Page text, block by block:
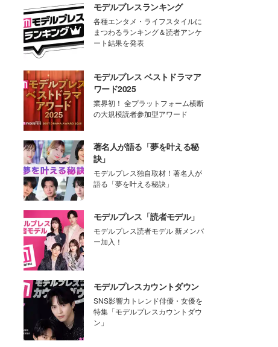
モデルプレスランキング
各種エンタメ・ライフスタイルに
まつわるランキング＆読者アンケ
ート結果を発表
モデルプレス ベストドラマア
ワード2025
業界初！ 全プラットフォーム横断
の大規模読者参加型アワード
著名人が語る「夢を叶える秘
訣」
モデルプレス独自取材！著名人が
語る「夢を叶える秘訣」
モデルプレス「読者モデル」
モデルプレス読者モデル 新メンバ
ー加入！
モデルプレスカウントダウン
SNS影響力トレンド俳優・女優を
特集「モデルプレスカウントダウ
ン」